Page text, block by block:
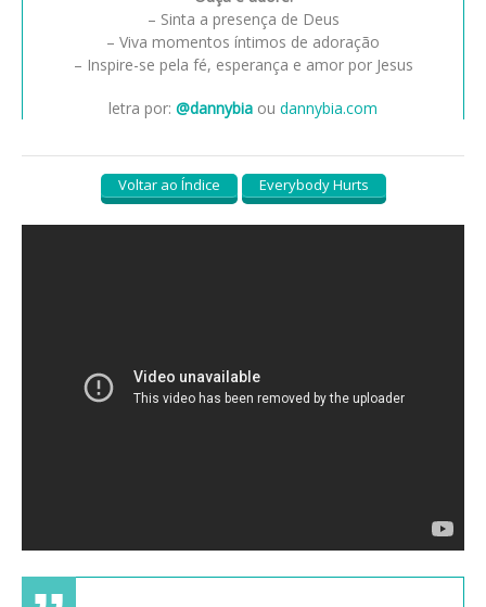
– Sinta a presença de Deus
– Viva momentos íntimos de adoração
– Inspire-se pela fé, esperança e amor por Jesus
letra por: @dannybia ou dannybia.com
Voltar ao Índice Everybody Hurts